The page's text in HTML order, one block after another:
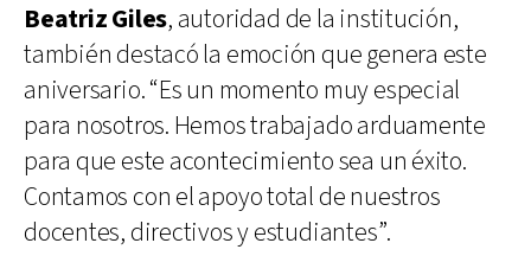
Beatriz Giles, autoridad de la institución,
también destacó la emoción que genera este
aniversario. “Es un momento muy especial
para nosotros. Hemos trabajado arduamente
para que este acontecimiento sea un éxito.
Contamos con el apoyo total de nuestros
docentes, directivos y estudiantes”.